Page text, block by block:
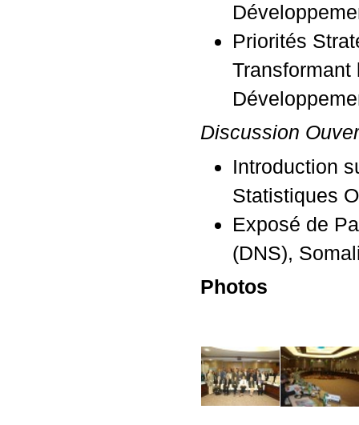
Priorités
Transformant
Discussion
Introduction
Statistiques
Exposé de
(DNS),
Photos